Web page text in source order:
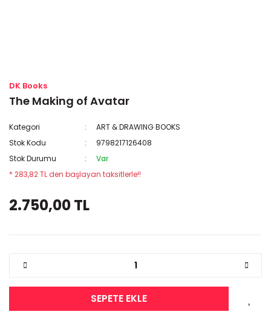
DK Books
The Making of Avatar
Kategori
ART & DRAWING BOOKS
Stok Kodu
9798217126408
Stok Durumu
Var
* 283,82 TL den başlayan taksitlerle!!
2.750,00 TL
SEPETE EKLE